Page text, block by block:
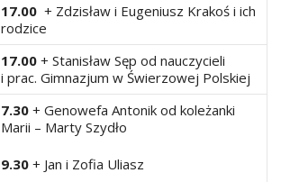
17.00 + Zdzisław i Eugeniusz Krakoś i ich
rodzice
17.00 + Stanisław Sęp od nauczycieli
i prac. Gimnazjum w Świerzowej Polskiej
7.30 + Genowefa Antonik od koleżanki
Marii – Marty Szydło
9.30 + Jan i Zofia Uliasz